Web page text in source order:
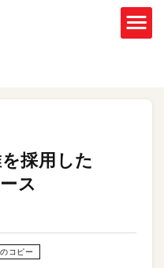
採用した
ス
コピー